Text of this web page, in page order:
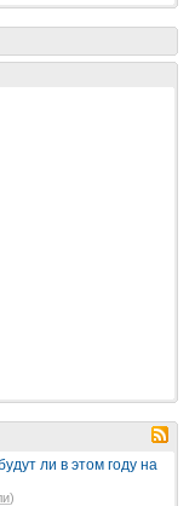
ли в этом году на
)